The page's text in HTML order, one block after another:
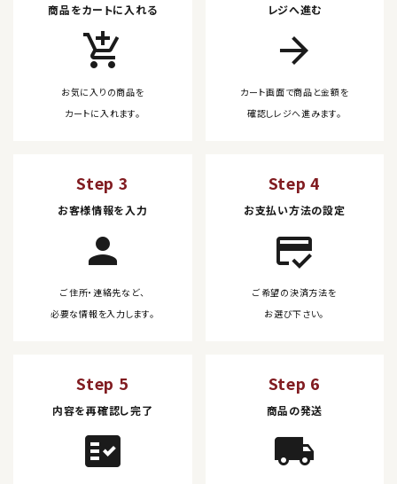
商品をカートに入れる
add_shopping_cart
お気に入りの商品を
カートに入れます。
レジへ進む
arrow_forward
カート画面で商品と金額を
確認しレジへ進みます。
Step 3
お客様情報を入力
person
ご住所・連絡先など、
必要な情報を入力します。
Step 4
お支払い方法の設定
credit_score
ご希望の決済方法を
お選び下さい。
Step 5
内容を再確認し完了
fact_check
Step 6
商品の発送
local_shipping